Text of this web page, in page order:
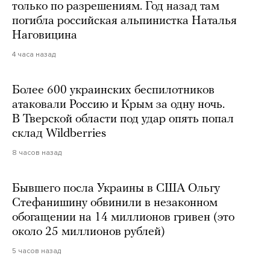
только по разрешениям. Год назад там
погибла российская альпинистка Наталья
Наговицина
4 часа назад
Более 600 украинских беспилотников
атаковали Россию и Крым за одну ночь.
В Тверской области под удар опять попал
склад Wildberries
8 часов назад
Бывшего посла Украины в США Ольгу
Стефанишину обвинили в незаконном
обогащении на 14 миллионов гривен (это
около 25 миллионов рублей)
5 часов назад